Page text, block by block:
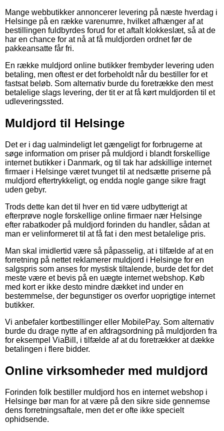
Mange webbutikker annoncerer levering på næste hverdag i
Helsinge på en række varenumre, hvilket afhænger af at
bestillingen fuldbyrdes forud for et aftalt klokkeslæt, så at de
har en chance for at nå at få muldjorden ordnet før de
pakkeansatte får fri.
En række muldjord online butikker frembyder levering uden
betaling, men oftest er det forbeholdt når du bestiller for et
fastsat beløb. Som alternativ burde du foretrække den mest
betalelige slags levering, der tit er at få kørt muldjorden til et
udleveringssted.
Muldjord til Helsinge
Det er i dag ualmindeligt let gængeligt for forbrugerne at
søge information om priser på muldjord i blandt forskellige
internet butikker i Danmark, og til tak har adskillige internet
firmaer i Helsinge været tvunget til at nedsætte priserne på
muldjord eftertrykkeligt, og endda nogle gange sikre fragt
uden gebyr.
Trods dette kan det til hver en tid være udbytterigt at
efterprøve nogle forskellige online firmaer nær Helsinge
efter rabatkoder på muldjord forinden du handler, sådan at
man er velinformeret til at få fat i den mest betalelige pris.
Man skal imidlertid være så påpasselig, at i tilfælde af at en
forretning på nettet reklamerer muldjord i Helsinge for en
salgspris som anses for mystisk tiltalende, burde det for det
meste være et bevis på en uægte internet webshop. Køb
med kort er ikke desto mindre dækket ind under en
bestemmelse, der begunstiger os overfor uoprigtige internet
butikker.
Vi anbefaler kortbestillinger eller MobilePay. Som alternativ
burde du drage nytte af en afdragsordning på muldjorden fra
for eksempel ViaBill, i tilfælde af at du foretrækker at dække
betalingen i flere bidder.
Online virksomheder med muldjord
Forinden folk bestiller muldjord hos en internet webshop i
Helsinge bør man for at være på den sikre side gennemse
dens forretningsaftale, men det er ofte ikke specielt
ophidsende.